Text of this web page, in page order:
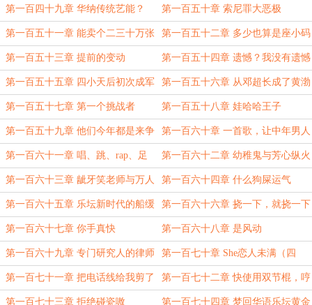
第一百四十九章 华纳传统艺能？ 第一百五十章 索尼罪大恶极
第一百五十一章 能卖个二三十万张
就够了
第一百五十二章 多少也算是座小码
头了
第一百五十三章 提前的变动 第一百五十四章 遗憾？我没有遗憾
第一百五十五章 四小天后初次成军
（四更！）
第一百五十六章 从邓超长成了黄渤
第一百五十七章 第一个挑战者 第一百五十八章 娃哈哈王子
第一百五十九章 他们今年都是来争
第二的（三更）
第一百六十章 一首歌，让中年男人
为我掏钱
第一百六十一章 唱、跳、rap、足
球
第一百六十二章 幼稚鬼与芳心纵火
犯
第一百六十三章 龇牙笑老师与万人
迷姐姐
第一百六十四章 什么狗屎运气
第一百六十五章 乐坛新时代的船缓
缓驶来
第一百六十六章 挠一下，就挠一下
第一百六十七章 你手真快 第一百六十八章 是风动
第一百六十九章 专门研究人的律师 第一百七十章 She恋人未满（四
更）
第一百七十一章 把电话线给我剪了 第一百七十二章 快使用双节棍，哼
哼哈兮
第一百七十三章 拒绝碰瓷嗷 第一百七十四章 梦回华语乐坛黄金